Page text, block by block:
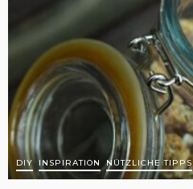
DIY INSPIRATION NÜTZLICHE TIPPS